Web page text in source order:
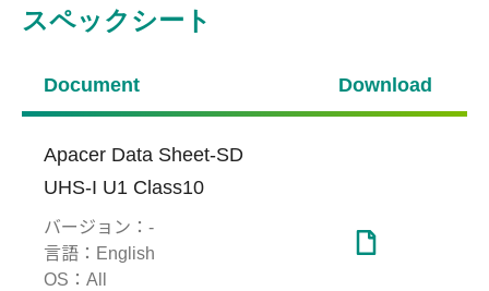
スペックシート
Document Download
Apacer Data Sheet-SD
UHS-I U1 Class10
バージョン： -
言語： English
OS： All